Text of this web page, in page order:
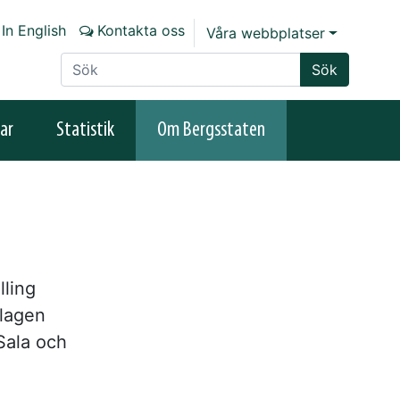
In English Kontakta oss
Våra webbplatser
Sök på sajten
Sök
Statistik Om Bergsstaten
och